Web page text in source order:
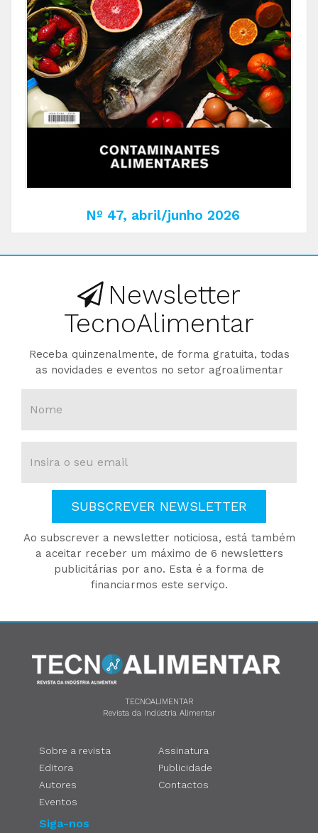
Nº 47, abril/junho 2026
Newsletter
TecnoAlimentar
Receba quinzenalmente, de forma gratuita, todas
as novidades e eventos no setor agroalimentar
SUBSCREVER NEWSLETTER
Ao subscrever a newsletter noticiosa, está também
a aceitar receber um máximo de 6 newsletters
publicitárias por ano. Esta é a forma de
financiarmos este serviço.
TECNOALIMENTAR
Revista da Indústria Alimentar
Sobre a revista
Editora
Autores
Eventos
Assinatura
Publicidade
Contactos
Siga-nos